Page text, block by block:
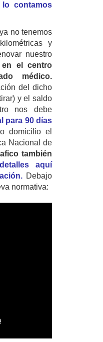
contamos
no tenemos
y
nuestro
en el centro
médico.
del dicho
y el saldo
nos debe
para 90 días
domicilio el
Nacional de
también
aquí
Debajo
normativa: